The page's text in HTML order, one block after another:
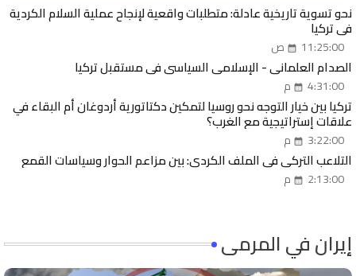
نحو تسوية تاريخية عادلة: متطلبات واقعية لإنجاح عملية السلام الكردية
في تركيا
11:25:00 ص
الصدام العلماني - الإسلامي السياسي في مستقبل تركيا
4:31:00 م
تركيا بين خيار التوجه نحو روسيا لتمكين دكتاتورية أردوغان أم البقاء في
علاقات إستراتيجية مع الغرب؟
3:22:00 م
التلاعب التركي في الملف الكردي: بين مزاعم الحوار وسياسات القمع
2:13:00 م
إيران في المرمى